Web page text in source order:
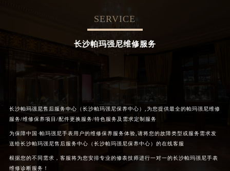
SERVICE
长沙帕玛强尼维修服务
长沙帕玛强尼售后服务中心（长沙帕玛强尼保养中心）,为您提供最全的帕玛强尼维修
服务/维修保养项目/配件更换服务/特色服务及需求定制服务
为保障中国·帕玛强尼手表用户的维修保养服务体验,请将您的故障类型或服务需求发
送给长沙帕玛强尼售后服务中心（长沙帕玛强尼保养中心）的在线客服
根据您的不同需求，客服将为您安排专业的修表技师进行一对一的长沙帕玛强尼手表
维修诊断服务！